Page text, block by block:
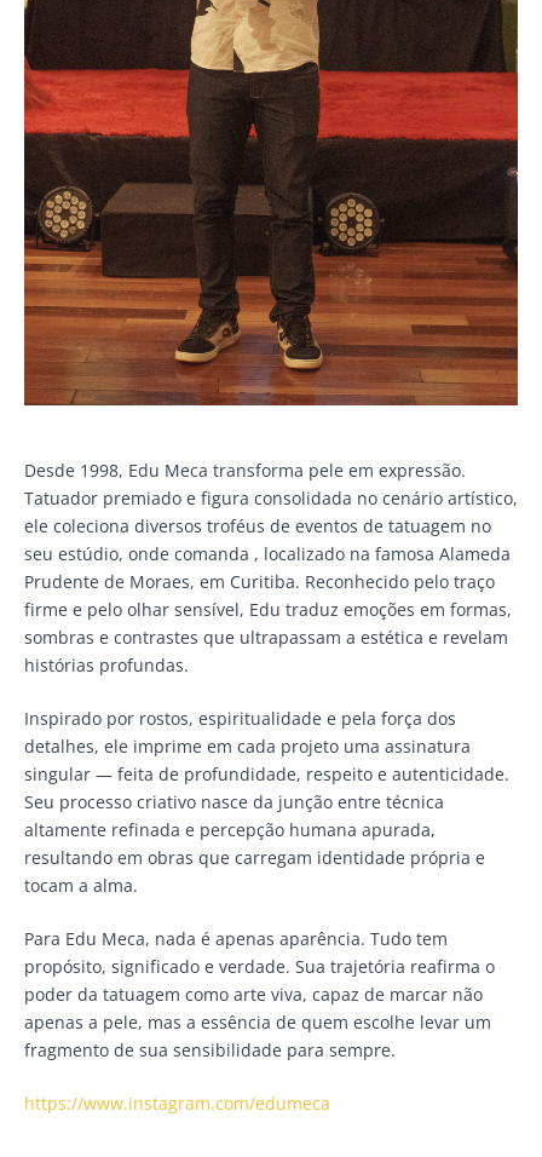
Desde 1998, Edu Meca transforma pele em expressão.
Tatuador premiado e figura consolidada no cenário artístico,
ele coleciona diversos troféus de eventos de tatuagem no
seu estúdio, onde comanda , localizado na famosa Alameda
Prudente de Moraes, em Curitiba. Reconhecido pelo traço
firme e pelo olhar sensível, Edu traduz emoções em formas,
sombras e contrastes que ultrapassam a estética e revelam
histórias profundas.
Inspirado por rostos, espiritualidade e pela força dos
detalhes, ele imprime em cada projeto uma assinatura
singular — feita de profundidade, respeito e autenticidade.
Seu processo criativo nasce da junção entre técnica
altamente refinada e percepção humana apurada,
resultando em obras que carregam identidade própria e
tocam a alma.
Para Edu Meca, nada é apenas aparência. Tudo tem
propósito, significado e verdade. Sua trajetória reafirma o
poder da tatuagem como arte viva, capaz de marcar não
apenas a pele, mas a essência de quem escolhe levar um
fragmento de sua sensibilidade para sempre.
https://www.instagram.com/edumeca